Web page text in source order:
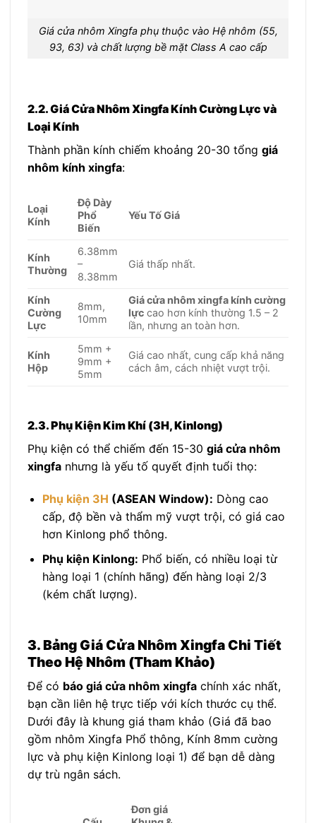
Giá cửa nhôm Xingfa phụ thuộc vào Hệ nhôm (55,
93, 63) và chất lượng bề mặt Class A cao cấp
2.2. Giá Cửa Nhôm Xingfa Kính Cường Lực và
Loại Kính
Thành phần kính chiếm khoảng 20-30 tổng giá
nhôm kính xingfa:
Loại
Kính
Độ Dày
Phổ
Biến
Yếu Tố Giá
Kính
Thường
6.38mm
–
8.38mm
Giá thấp nhất.
Kính
Cường
Lực
8mm,
10mm
Giá cửa nhôm xingfa kính cường
lực cao hơn kính thường 1.5 – 2
lần, nhưng an toàn hơn.
Kính
Hộp
5mm +
9mm +
5mm
Giá cao nhất, cung cấp khả năng
cách âm, cách nhiệt vượt trội.
2.3. Phụ Kiện Kim Khí (3H, Kinlong)
Phụ kiện có thể chiếm đến 15-30 giá cửa nhôm
xingfa nhưng là yếu tố quyết định tuổi thọ:
Phụ kiện 3H (ASEAN Window): Dòng cao
cấp, độ bền và thẩm mỹ vượt trội, có giá cao
hơn Kinlong phổ thông.
Phụ kiện Kinlong: Phổ biến, có nhiều loại từ
hàng loại 1 (chính hãng) đến hàng loại 2/3
(kém chất lượng).
3. Bảng Giá Cửa Nhôm Xingfa Chi Tiết
Theo Hệ Nhôm (Tham Khảo)
Để có báo giá cửa nhôm xingfa chính xác nhất,
bạn cần liên hệ trực tiếp với kích thước cụ thể.
Dưới đây là khung giá tham khảo (Giá đã bao
gồm nhôm Xingfa Phổ thông, Kính 8mm cường
lực và phụ kiện Kinlong loại 1) để bạn dễ dàng
dự trù ngân sách.
Đơn giá